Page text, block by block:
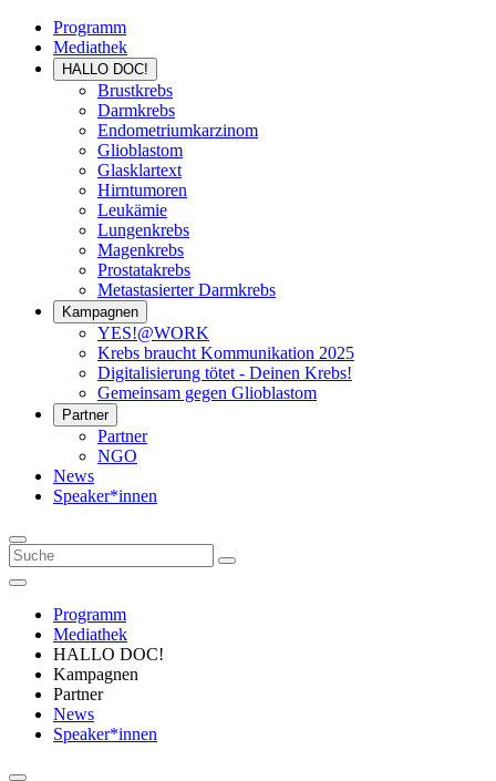
Programm
Mediathek
HALLO DOC!
Brustkrebs
Darmkrebs
Endometriumkarzinom
Glioblastom
Glasklartext
Hirntumoren
Leukämie
Lungenkrebs
Magenkrebs
Prostatakrebs
Metastasierter Darmkrebs
Kampagnen
YES!@WORK
Krebs braucht Kommunikation 2025
Digitalisierung tötet - Deinen Krebs!
Gemeinsam gegen Glioblastom
Partner
Partner
NGO
News
Speaker*innen
Programm
Mediathek
HALLO DOC!
Kampagnen
Partner
News
Speaker*innen